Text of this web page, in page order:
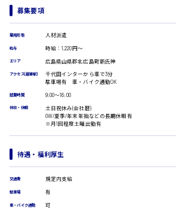
一般事務
総務事務
経理事務
受付事務
医療事務
翻訳、通訳
IT・クリエイティブ系
DTPオペレーター
WEBデザイナー
広島市安佐南区
広島市安佐北区
時給1400円～
時給1500円以上
募集要項
雇用形態 人材派遣
給与 時給：1,220円～
エリア 広島県山県郡北広島町新氏神
アクセス(最寄駅)
千代田インターから車で3分
駐車場有 車・バイク通勤OK
就業時間 9:00〜16:00
休日・休暇
土日祝休み(会社暦)
GW/夏季/年末年始などの長期休暇有
※月1回程度土曜出勤有
待遇・福利厚生
交通費 規定内支給
駐車場 有
車・バイク通勤 可